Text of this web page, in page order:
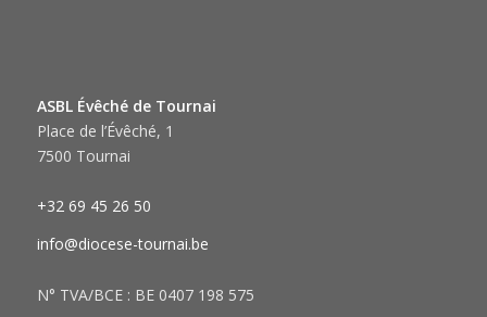
ASBL Évêché de Tournai
Place de l’Évêché, 1
7500 Tournai
+32 69 45 26 50
info@diocese-tournai.be
N° TVA/BCE : BE 0407 198 575